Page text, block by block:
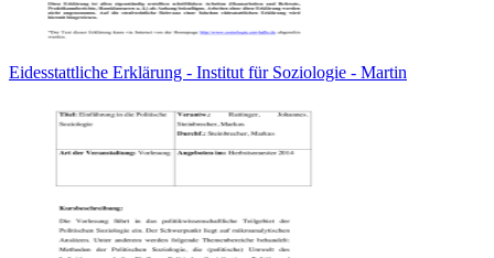
Eidesstattliche Erklärung - Institut für Soziologie - Martin